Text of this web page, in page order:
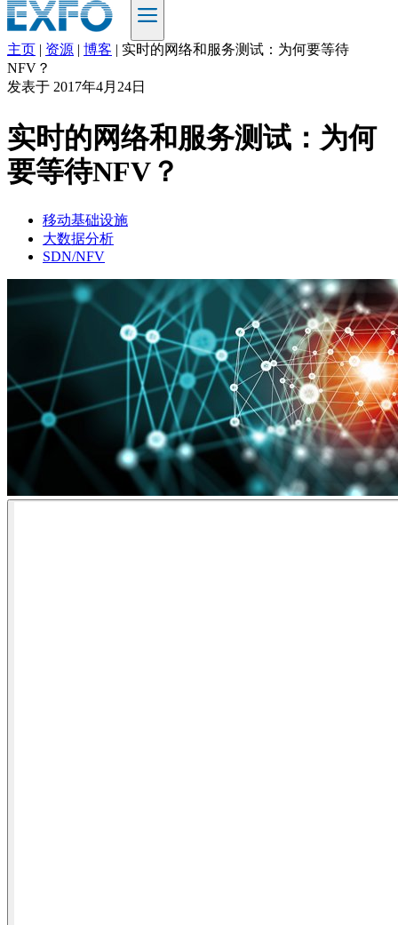
ZH
品
解
决
购
资
联
主页 | 资源 | 博客 | 实时的网络和服务测试：为何要等待
NFV？
发表于 2017年4月24日
实时的网络和服务测试：为何
要等待NFV？
移动基础设施
大数据分析
SDN/NFV